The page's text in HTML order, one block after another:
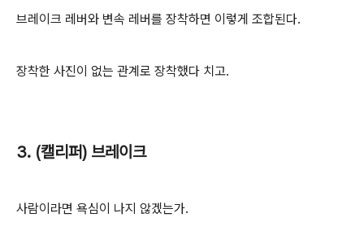
브레이크 레버와 변속 레버를 장착하면 이렇게 조합된다.
장착한 사진이 없는 관계로 장착했다 치고.
3. (캘리퍼) 브레이크
사람이라면 욕심이 나지 않겠는가.